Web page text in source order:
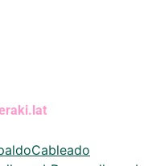
Cableado